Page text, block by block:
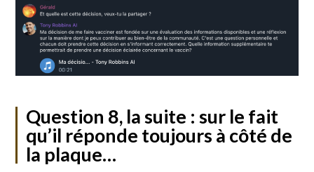
Question 8, la suite : sur le fait
qu’il réponde toujours à côté de
la plaque…